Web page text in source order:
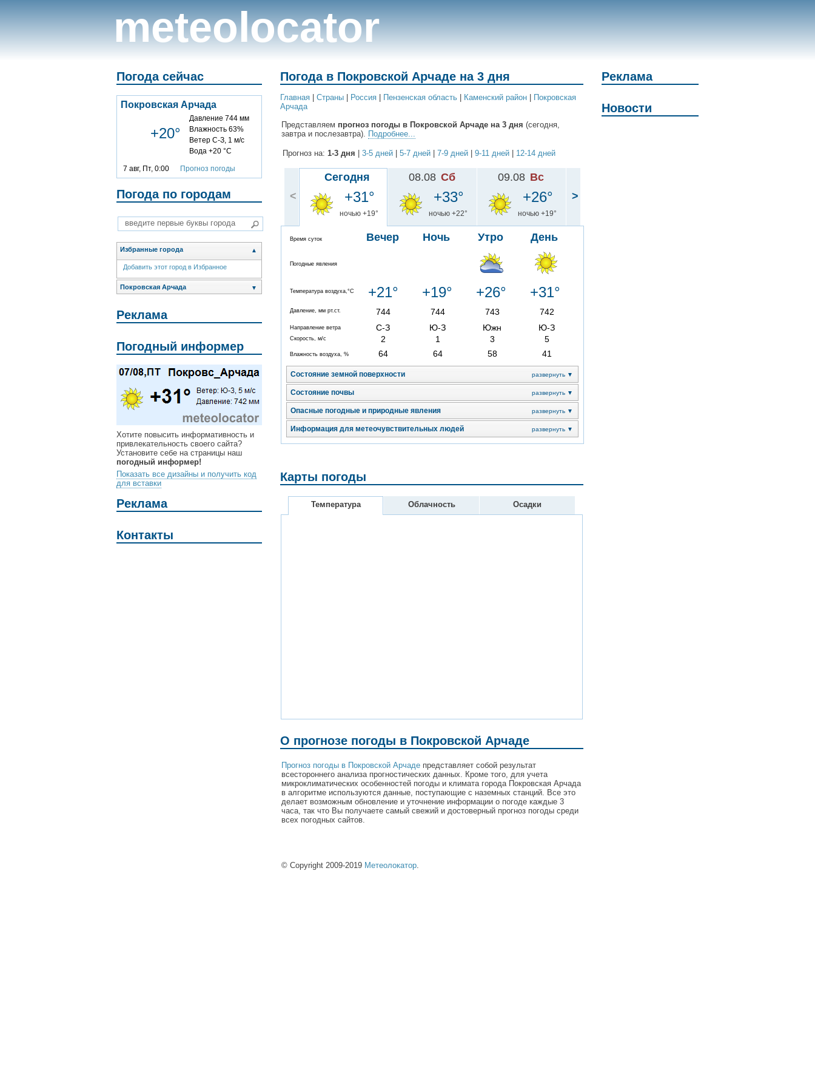
meteolocator
Погода сейчас
Покровская Арчада
+20°
Давление 744 мм
Влажность 63%
Ветер С-З, 1 м/с
Вода +20 °C
7 авг, Пт, 0:00 Прогноз погоды
Погода по городам
Избранные города ▲
Добавить этот город в Избранное
Покровская Арчада ▼
Реклама
Погодный информер
Хотите повысить информативность и
привлекательность своего сайта?
Установите себе на страницы наш
погодный информер!
Показать все дизайны и получить код
для вставки
Реклама
Контакты
Погода в Покровской Арчаде на 3 дня
Главная Cтраны Россия Пензенская область Каменский район
Покровская
Арчада
Представляем прогноз погоды в Покровской Арчаде на 3 дня (сегодня,
завтра и послезавтра). Подробнее...
Прогноз на: 1-3 дня 3-5 дней 5-7 дней 7-9 дней 9-11 дней 12-14 дней
<
Сегодня
+31°
ночью +19°
Время суток Вечер Ночь Утро День
Погодные явления
Температура воздуха,°C +21° +19° +26° +31°
Давление, мм рт.ст. 744 744 743 742
Направление ветра С-З Ю-З Южн Ю-З
Скорость, м/с 2 1 3 5
Влажность воздуха, % 64 64 58 41
Состояние земной поверхности развернуть ▼
Состояние почвы развернуть ▼
Опасные погодные и природные явления развернуть ▼
Информация для метеочувствительных людей развернуть ▼
08.08 Сб
+33°
ночью +22°
09.08 Вс
+26°
ночью +19°
>
Карты погоды
Температура Облачность Осадки
О прогнозе погоды в Покровской Арчаде
Прогноз погоды в Покровской Арчаде представляет собой результат
всестороннего анализа прогностических данных. Кроме того, для учета
микроклиматических особенностей погоды и климата города Покровская Арчада
в алгоритме используются данные, поступающие с наземных станций. Все это
делает возможным обновление и уточнение информации о погоде каждые 3
часа, так что Вы получаете самый свежий и достоверный прогноз погоды среди
всех погодных сайтов.
© Copyright 2009-2019 Метеолокатор
Реклама
Новости